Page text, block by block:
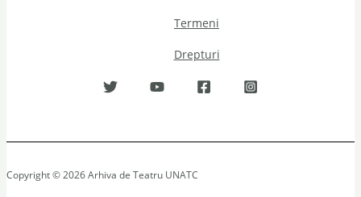
Termeni
Drepturi
Copyright © 2026 Arhiva de Teatru UNATC